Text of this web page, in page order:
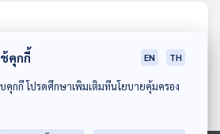
คุกกี้ EN TH
บคุกกี้ โปรดศึกษาเพิ่มเติมที่นโยบายคุ้มครอง